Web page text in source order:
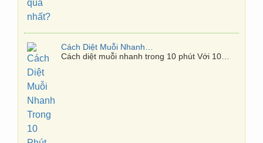
Cách diệt muỗi nhanh trong 10 phút Với 10…